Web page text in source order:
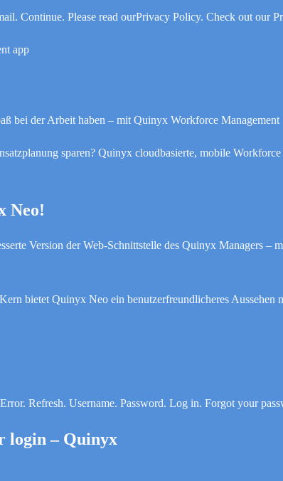
Continue. Please read ourPrivacy Policy. Check out our
app
bei der Arbeit haben – mit Quinyx Workforce Management
sparen? Quinyx cloudbasierte, mobile
Neo!
Version der Web-Schnittstelle des Quinyx Managers –
bietet Quinyx Neo ein benutzerfreundlicheres
Refresh. Username. Password. Log in. Forgot your
login – Quinyx